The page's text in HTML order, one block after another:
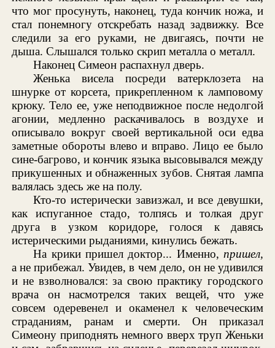
что мог просунуть, наконец, туда кончик ножа, и
стал понемногу отскребать назад задвижку. Все
следили за его руками, не двигаясь, почти не
дыша. Слышался только скрип металла о металл.
Наконец Симеон распахнул дверь.
Женька висела посреди ватерклозета на
шнурке от корсета, прикрепленном к ламповому
крюку. Тело ее, уже неподвижное после недолгой
агонии, медленно раскачивалось в воздухе и
описывало вокруг своей вертикальной оси едва
заметные обороты влево и вправо. Лицо ее было
сине-багрово, и кончик языка высовывался между
прикушенных и обнаженных зубов. Снятая лампа
валялась здесь же на полу.
Кто-то истерически завизжал, и все девушки,
как испуганное стадо, толпясь и толкая друг
друга в узком коридоре, голося к давясь
истерическими рыданиями, кинулись бежать.
На крики пришел доктор... Именно, пришел,
а не прибежал. Увидев, в чем дело, он не удивился
и не взволновался: за свою практику городского
врача он насмотрелся таких вещей, что уже
совсем одеревенел и окаменел к человеческим
страданиям, ранам и смерти. Он приказал
Симеону приподнять немного вверх труп Женьки